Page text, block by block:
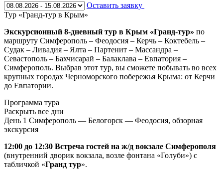
Оставить заявку
Тур «Гранд-тур в Крым»
Экскурсионный 8-дневный тур в Крым «Гранд-тур» по
маршруту Симферополь – Феодосия – Керчь – Коктебель –
Судак – Ливадия – Ялта – Партенит – Массандра –
Севастополь – Бахчисарай – Балаклава – Евпатория –
Симферополь. Выбрав этот тур, вы сможете побывать во всех
крупных городах Черноморского побережья Крыма: от Керчи
до Евпатории.
Программа тура
Раскрыть все дни
День 1 Симферополь — Белогорск — Феодосия, обзорная
экскурсия
12:00 до 12:30 Встреча гостей на ж/д вокзале Симферополя
(внутренний дворик вокзала, возле фонтана «Голуби») с
табличкой «Гранд тур».